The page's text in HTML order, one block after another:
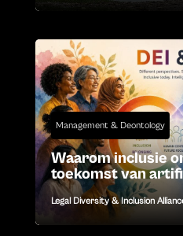
Management & Deontology
Waarom inclusie
toekomst van
Legal Diversity & Inclusion